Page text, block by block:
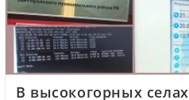
В высокогорных селах